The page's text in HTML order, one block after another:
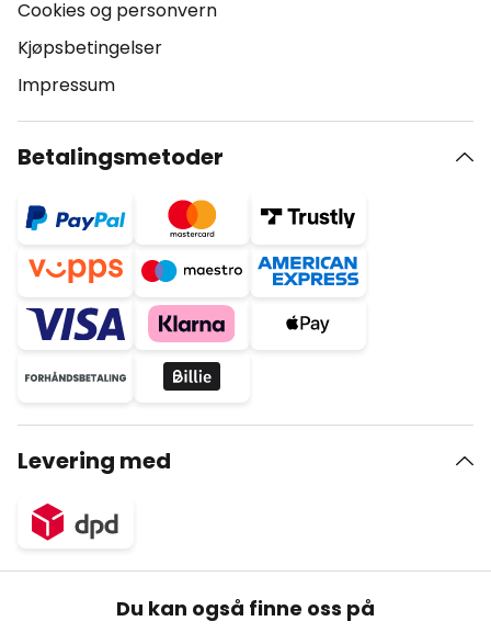
Cookies og personvern
Kjøpsbetingelser
Impressum
Betalingsmetoder
Levering med
Du kan også finne oss på